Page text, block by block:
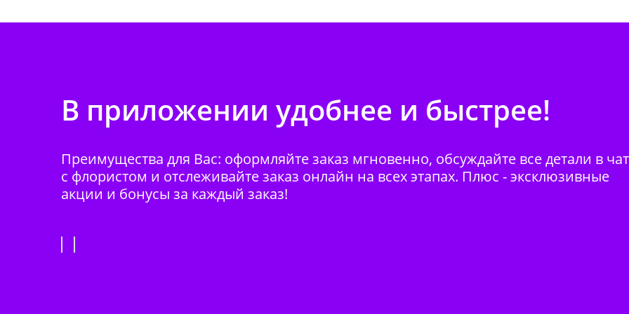
В приложении удобнее и быстрее!
Преимущества для Вас: оформляйте заказ мгновенно, обсуждайте все детали в
с флористом и отслеживайте заказ онлайн на всех этапах. Плюс - эксклюзивные
акции и бонусы за каждый заказ!